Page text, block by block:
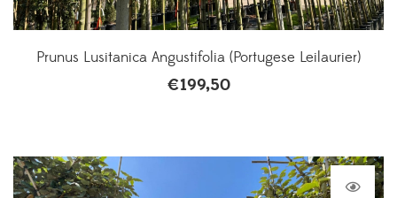
Prunus Lusitanica Angustifolia (Portugese Leilaurier)
€199,50